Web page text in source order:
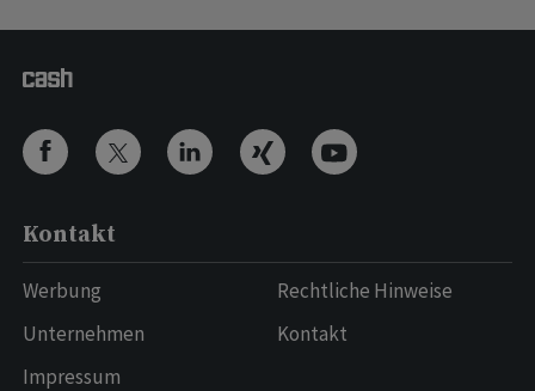
Kontakt
Werbung
Unternehmen
Impressum
Rechtliche Hinweise
Kontakt